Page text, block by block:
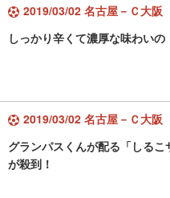
2019/03/02 名古屋－Ｃ大阪
しっかり辛くて濃厚な味わいの
2019/03/02 名古屋－Ｃ大阪
グランパスくんが配る「しる
が殺到！